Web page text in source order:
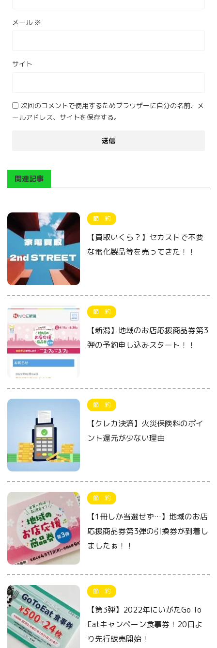
メール ※
サイト
次回のコメントで使用するためブラウザーに自分の名前、メ
ールアドレス、サイトを保存する。
関連記事
節 約
【買取いくら？】セカストで不要
な電化製品等を売ってきた！！
節 約
【新潟】地域のお店応援商品券第3
弾の予約申し込みスタート！！
節 約
【クレカ決済】火災保険料のポイ
ント還元が少ない理由
節 約
【1冊しか当選せず…】地域のお店
応援商品券第3弾の引換券が到着し
ましたぁ！！
節 約
【第3弾】2022年にいがたGo To
Eatキャンペーン食事券！20日よ
り先行販売開始！